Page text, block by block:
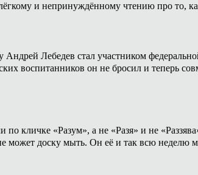
и непринуждённому чтению про то,
Лебедев стал участником
воспитанников он не бросил и теперь
кличке «Разум», а не «Разя» и не
может доску мыть. Он её и так всю